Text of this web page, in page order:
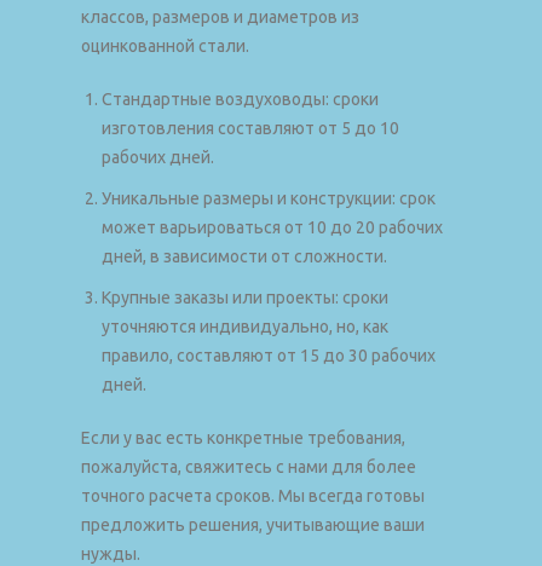
классов, размеров и диаметров из
оцинкованной стали.
Стандартные воздуховоды: сроки
изготовления составляют от 5 до 10
рабочих дней.
Уникальные размеры и конструкции: срок
может варьироваться от 10 до 20 рабочих
дней, в зависимости от сложности.
Крупные заказы или проекты: сроки
уточняются индивидуально, но, как
правило, составляют от 15 до 30 рабочих
дней.
Если у вас есть конкретные требования,
пожалуйста, свяжитесь с нами для более
точного расчета сроков. Мы всегда готовы
предложить решения, учитывающие ваши
нужды.